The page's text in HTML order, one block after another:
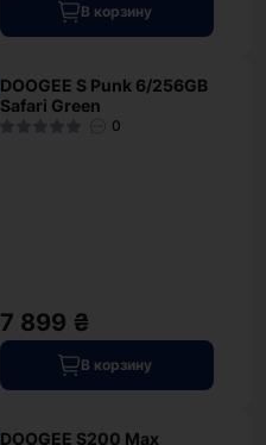
В корзину
DOOGEE S Punk 6/256GB
Safari Green
0
7 899 ₴
В корзину
DOOGEE S200 Max